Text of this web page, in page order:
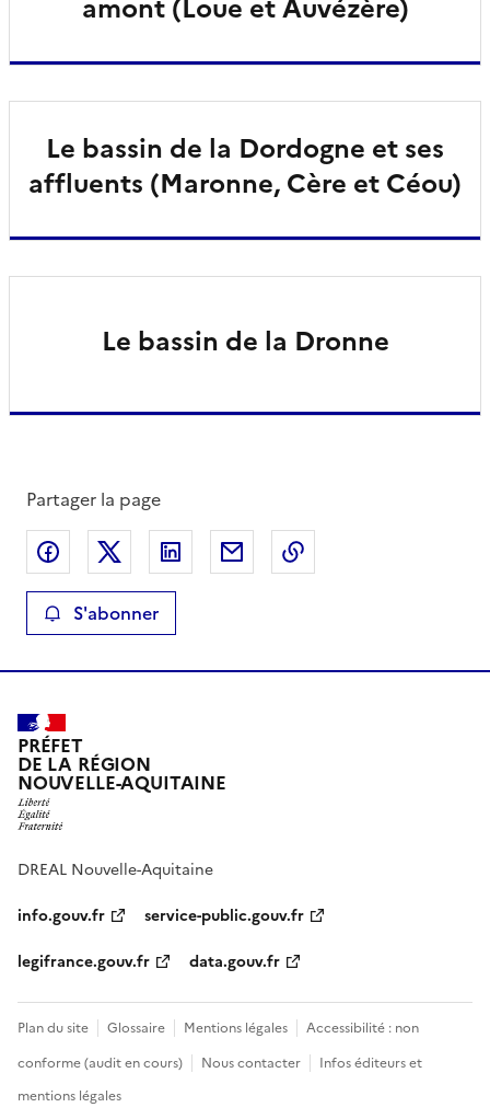
amont (Loue et Auvézère)
Le bassin de la Dordogne et ses
affluents (Maronne, Cère et Céou)
Le bassin de la Dronne
Partager la page
Partager sur Facebook
Partager sur XPartager sur LinkedIn
Partager par email
S'abonner
PRÉFET
DE LA RÉGION
NOUVELLE-AQUITAINE
DREAL Nouvelle-Aquitaine
info.gouv.fr
service-public.gouv.fr
legifrance.gouv.fr
data.gouv.fr
Plan du site Glossaire Mentions légales
Accessibilité : non
conforme (audit en cours)
Nous contacter
Infos éditeurs et
mentions légales